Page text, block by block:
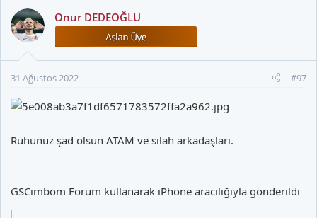
k
i
l
Onur DEDEOĞLU
31 Ağustos 2022 #97
Ruhunuz şad olsun ATAM ve silah arkadaşları.
GSCimbom Forum kullanarak iPhone aracılığıyla gönderildi